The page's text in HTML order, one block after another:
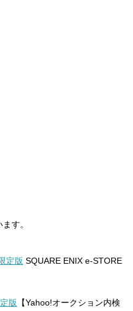
す。
定版 SQUARE ENIX e-STORE
版 【Yahoo!オークション内検